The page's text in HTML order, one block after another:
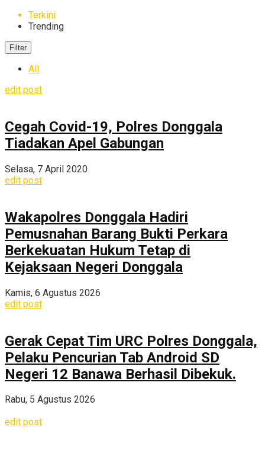
Terkini
Trending
Filter
All
edit post
Cegah Covid-19, Polres Donggala
Tiadakan Apel Gabungan
Selasa, 7 April 2020
edit post
Wakapolres Donggala Hadiri
Pemusnahan Barang Bukti Perkara
Berkekuatan Hukum Tetap di
Kejaksaan Negeri Donggala
Kamis, 6 Agustus 2026
edit post
Gerak Cepat Tim URC Polres Donggala,
Pelaku Pencurian Tab Android SD
Negeri 12 Banawa Berhasil Dibekuk.
Rabu, 5 Agustus 2026
edit post